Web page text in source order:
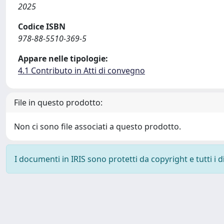
2025
Codice ISBN
978-88-5510-369-5
Appare nelle tipologie:
4.1 Contributo in Atti di convegno
File in questo prodotto:
Non ci sono file associati a questo prodotto.
I documenti in IRIS sono protetti da copyright e tutti i